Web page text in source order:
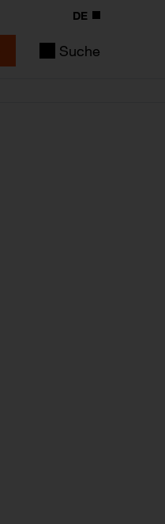
DE
Suche